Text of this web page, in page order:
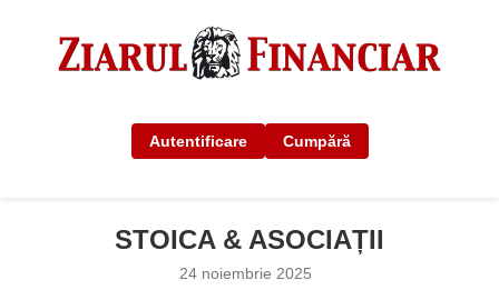
Autentificare Cumpără
STOICA & ASOCIAȚII
24 noiembrie 2025